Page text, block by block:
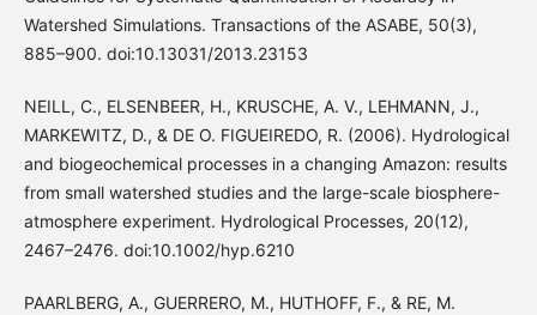
Watershed Simulations. Transactions of the ASABE, 50(3),
885–900. doi:10.13031/2013.23153
NEILL, C., ELSENBEER, H., KRUSCHE, A. V., LEHMANN, J.,
MARKEWITZ, D., & DE O. FIGUEIREDO, R. (2006). Hydrological
and biogeochemical processes in a changing Amazon: results
from small watershed studies and the large-scale biosphere-
atmosphere experiment. Hydrological Processes, 20(12),
2467–2476. doi:10.1002/hyp.6210
PAARLBERG, A., GUERRERO, M., HUTHOFF, F., & RE, M.